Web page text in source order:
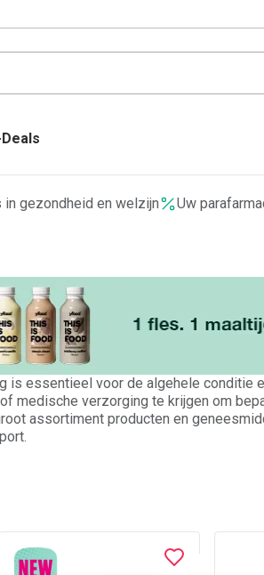
gezondheid en welzijn
Uw
is essentieel voor de algehele conditie
medische verzorging te krijgen om
assortiment producten en
.